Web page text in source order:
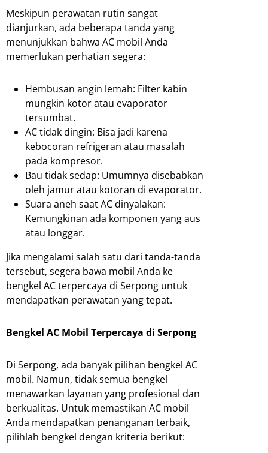
Meskipun perawatan rutin sangat
dianjurkan, ada beberapa tanda yang
menunjukkan bahwa AC mobil Anda
memerlukan perhatian segera:
Hembusan angin lemah: Filter kabin
mungkin kotor atau evaporator
tersumbat.
AC tidak dingin: Bisa jadi karena
kebocoran refrigeran atau masalah
pada kompresor.
Bau tidak sedap: Umumnya disebabkan
oleh jamur atau kotoran di evaporator.
Suara aneh saat AC dinyalakan:
Kemungkinan ada komponen yang aus
atau longgar.
Jika mengalami salah satu dari tanda-tanda
tersebut, segera bawa mobil Anda ke
bengkel AC terpercaya di Serpong untuk
mendapatkan perawatan yang tepat.
Bengkel AC Mobil Terpercaya di Serpong
Di Serpong, ada banyak pilihan bengkel AC
mobil. Namun, tidak semua bengkel
menawarkan layanan yang profesional dan
berkualitas. Untuk memastikan AC mobil
Anda mendapatkan penanganan terbaik,
pilihlah bengkel dengan kriteria berikut: